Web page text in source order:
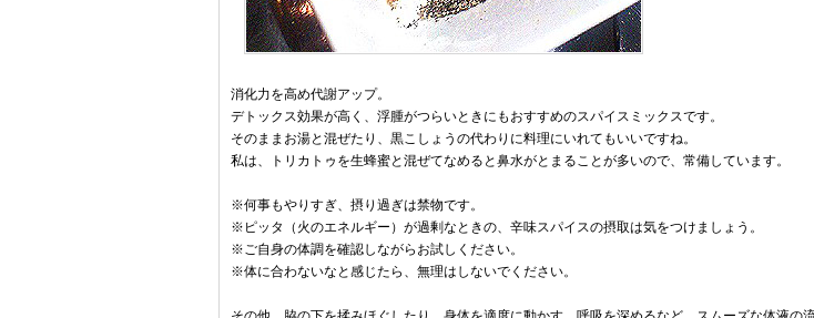
消化力を高め代謝アップ。
デトックス効果が高く、浮腫がつらいときにもおすすめのスパイスミックスです。
そのままお湯と混ぜたり、黒こしょうの代わりに料理にいれてもいいですね。
私は、トリカトゥを生蜂蜜と混ぜてなめると鼻水がとまることが多いので、常備しています。
※何事もやりすぎ、摂り過ぎは禁物です。
※ピッタ（火のエネルギー）が過剰なときの、辛味スパイスの摂取は気をつけましょう。
※ご自身の体調を確認しながらお試しください。
※体に合わないなと感じたら、無理はしないでください。